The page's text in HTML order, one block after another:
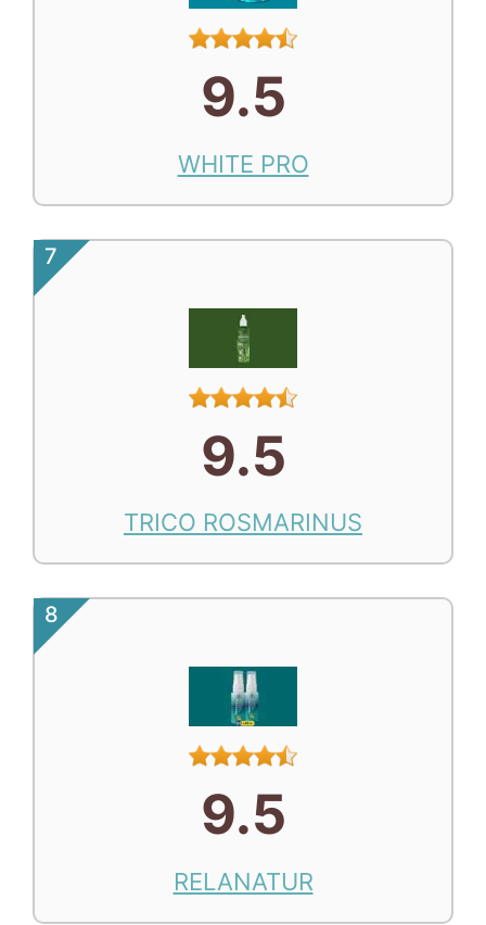
9.5
WHITE PRO
7
9.5
TRICO ROSMARINUS
8
9.5
RELANATUR